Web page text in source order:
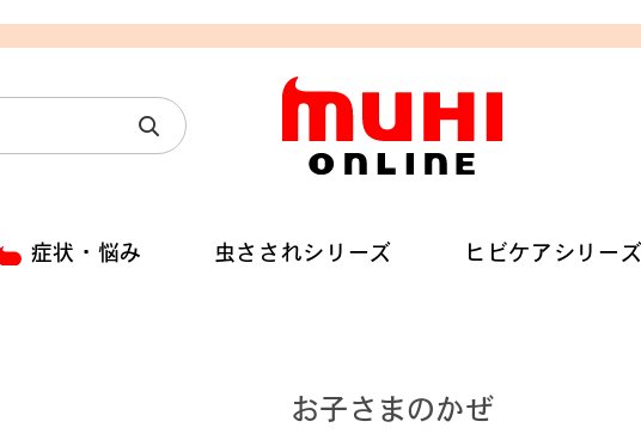
症状・悩み 虫さされシリーズ ヒビケアシリーズ
お子さまのかぜ